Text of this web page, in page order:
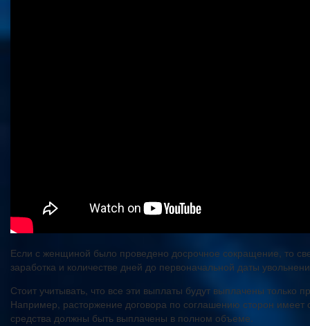
Если с женщиной было проведено досрочное сокращение, то
заработка и количестве дней до первоначальной даты
Стоит учитывать, что все эти выплаты будут выплачены
Например, расторжение договора по соглашению сторон
средства должны быть выплачены в полном объеме.